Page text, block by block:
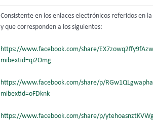
Consistente en los enlaces electrónicos referidos en
y que corresponden a los siguientes:
https://www.facebook.com/share/
mibextid=qi2Omg
https://www.facebook.com/share/p/
mibextid=oFDknk
https://www.facebook.com/share/p/